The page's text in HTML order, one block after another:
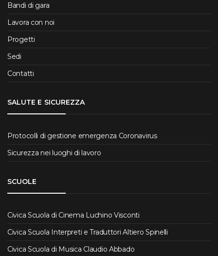
Bandi di gara
Lavora con noi
Progetti
Sedi
Contatti
SALUTE E SICUREZZA
Protocolli di gestione emergenza Coronavirus
Sicurezza nei luoghi di lavoro
SCUOLE
Civica Scuola di Cinema Luchino Visconti
Civica Scuola Interpreti e Traduttori Altiero Spinelli
Civica Scuola di Musica Claudio Abbado